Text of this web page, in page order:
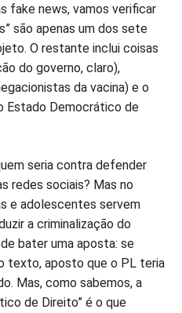
fake news, vamos verificar
são apenas um dos sete
O restante inclui coisas
do governo, claro),
da vacina) e o
Estado Democrático de
seria contra defender
redes sociais? Mas no
e adolescentes servem
a criminalização do
bater uma aposta: se
texto, aposto que o PL teria
Mas, como sabemos, a
de Direito” é o que